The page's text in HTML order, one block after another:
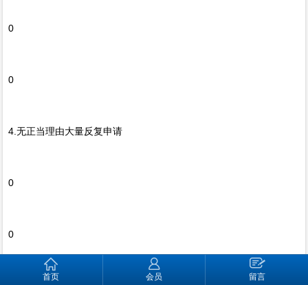
0
0
4.无正当理由大量反复申请
0
0
首页 会员 留言